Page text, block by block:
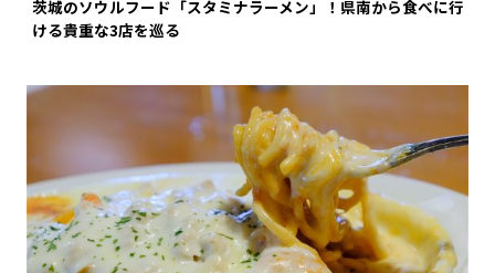
茨城のソウルフード「スタミナラーメン」！県南から食べに行
ける貴重な3店を巡る